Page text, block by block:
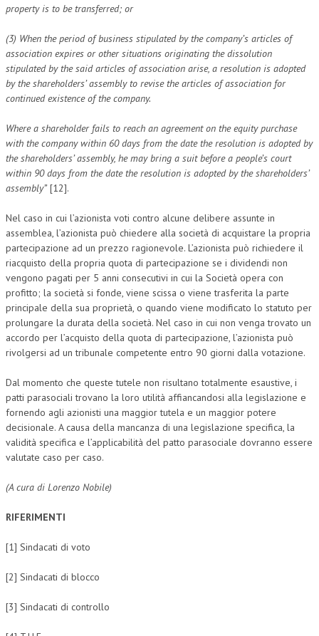
property is to be transferred; or
(3) When the period of business stipulated by the company’s articles of
association expires or other situations originating the dissolution
stipulated by the said articles of association arise, a resolution is adopted
by the shareholders’ assembly to revise the articles of association for
continued existence of the company.
Where a shareholder fails to reach an agreement on the equity purchase
with the company within 60 days from the date the resolution is adopted by
the shareholders’ assembly, he may bring a suit before a people’s court
within 90 days from the date the resolution is adopted by the shareholders’
assembly”[12].
Nel caso in cui l’azionista voti contro alcune delibere assunte in
assemblea, l’azionista può chiedere alla società di acquistare la propria
partecipazione ad un prezzo ragionevole. L’azionista può richiedere il
riacquisto della propria quota di partecipazione se i dividendi non
vengono pagati per 5 anni consecutivi in ​​cui la Società opera con
profitto; la società si fonde, viene scissa o viene trasferita la parte
principale della sua proprietà, o quando viene modificato lo statuto per
prolungare la durata della società. Nel caso in cui non venga trovato un
accordo per l’acquisto della quota di partecipazione, l’azionista può
rivolgersi ad un tribunale competente entro 90 giorni dalla votazione.
Dal momento che queste tutele non risultano totalmente esaustive, i
patti parasociali trovano la loro utilità affiancandosi alla legislazione e
fornendo agli azionisti una maggior tutela e un maggior potere
decisionale. A causa della mancanza di una legislazione specifica, la
validità specifica e l’applicabilità del patto parasociale dovranno essere
valutate caso per caso.
(A cura di Lorenzo Nobile)
RIFERIMENTI
[1] Sindacati di voto
[2] Sindacati di blocco
[3] Sindacati di controllo